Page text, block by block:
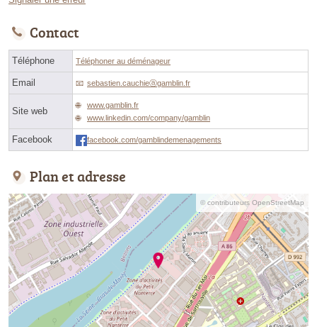
Contact
Téléphone Téléphoner au déménageur
Email sebastien.cauchieⓐgamblin.fr
Site web
www.gamblin.fr
www.linkedin.com/company/gamblin
Facebook facebook.com/gamblindemenagements
Plan et adresse
© contributeurs OpenStreetMap